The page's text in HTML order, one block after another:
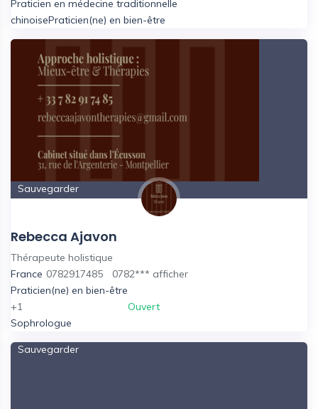
Praticien en médecine traditionnelle
chinoisePraticien(ne) en bien-être
Sauvegarder
Rebecca Ajavon
Thérapeute holistique
France 0782917485 0782*** afficher
Praticien(ne) en bien-être
+1
Sophrologue
Ouvert
Sauvegarder